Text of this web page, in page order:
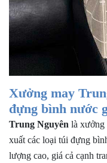
Xưởng may
đựng bình nước
Trung Nguyên là xưởng
xuất các loại túi đựng
lượng cao, giá cả cạnh